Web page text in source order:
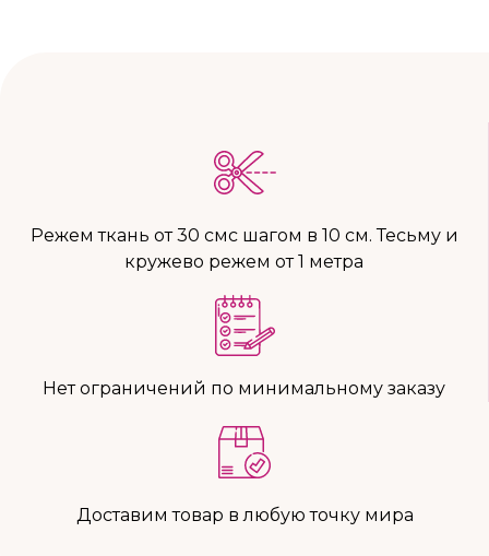
Режем ткань от 30 смс шагом в 10 см. Тесьму и
кружево режем от 1 метра
Нет ограничений по минимальному заказу
Доставим товар в любую точку мира